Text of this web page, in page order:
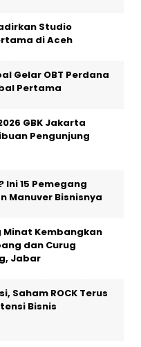
Studio
di Aceh
Gelar OBT Perdana
Pertama
GBK Jakarta
Pengunjung
Ini 15 Pemegang
Manuver Bisnisnya
Minat Kembangkan
dan Curug
Jabar
Saham ROCK Terus
Bisnis